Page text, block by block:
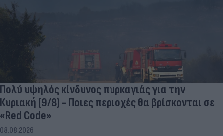
Πολύ υψηλός κίνδυνος πυρκαγιάς για την
Κυριακή (9/8) - Ποιες περιοχές θα βρίσκονται σε
«Red Code»
08.08.2026